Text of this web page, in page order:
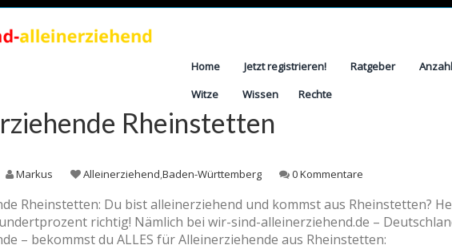
Home Jetzt registrieren! Ratgeber
Witze
Wissen Rechte
Rheinstetten
Markus Alleinerziehend,Baden-Württemberg 0 Kommentare
Rheinstetten: Du bist alleinerziehend und kommst aus Rheinstetten?
richtig! Nämlich bei wir-sind-alleinerziehend.de –
– bekommst du ALLES für Alleinerziehende aus Rheinstetten: